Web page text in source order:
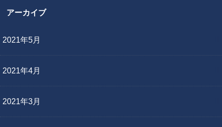
アーカイブ
2021年5月
2021年4月
2021年3月